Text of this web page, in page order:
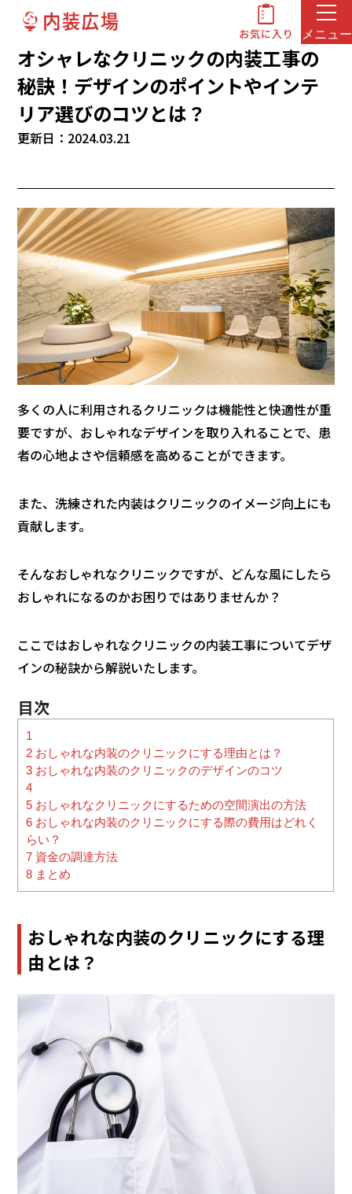
メニュー
オシャレなクリニックの内装工事の
秘訣！デザインのポイントやインテ
リア選びのコツとは？
更新日：2024.03.21
多くの人に利用されるクリニックは機能性と快適性が重
要ですが、おしゃれなデザインを取り入れることで、患
者の心地よさや信頼感を高めることができます。
また、洗練された内装はクリニックのイメージ向上にも
貢献します。
そんなおしゃれなクリニックですが、どんな風にしたら
おしゃれになるのかお困りではありませんか？
ここではおしゃれなクリニックの内装工事についてデザ
インの秘訣から解説いたします。
1
2 おしゃれな内装のクリニックにする理由とは？
3 おしゃれな内装のクリニックのデザインのコツ
4
5 おしゃれなクリニックにするための空間演出の方法
6 おしゃれな内装のクリニックにする際の費用はどれく
らい？
7 資金の調達方法
8 まとめ
おしゃれな内装のクリニックにする理
由とは？